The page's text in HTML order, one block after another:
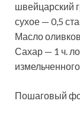
швейцарский
сухое — 0,5
Масло
Сахар — 1 ч.
Пошаговый